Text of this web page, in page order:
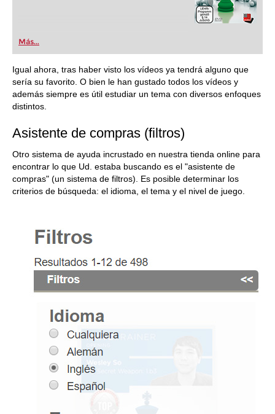
Más...
Igual ahora, tras haber visto los vídeos ya tendrá alguno que
sería su favorito. O bien le han gustado todos los vídeos y
además siempre es útil estudiar un tema con diversos enfoques
distintos.
Asistente de compras (filtros)
Otro sistema de ayuda incrustado en nuestra tienda online para
encontrar lo que Ud. estaba buscando es el "asistente de
compras" (un sistema de filtros). Es posible determinar los
criterios de búsqueda: el idioma, el tema y el nivel de juego.